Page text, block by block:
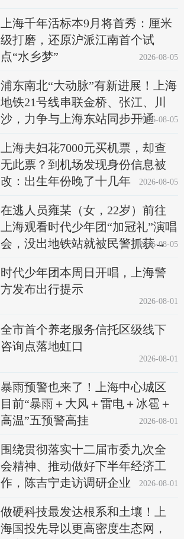
上海千年活标本9月将首秀：厘米
级打磨，还原沪派江南首个试
点“水乡梦”
2026-08-05
浦东南北“大动脉”有新进展！上海
地铁21号线串联金桥、张江、川
沙，力争与上海东站同步开通2026-08-05
上海夫妇花7000元买机票，却查
无此票？到机场发现身份信息被
改：出生年份晚了十几年
2026-08-05
在逃人员雍某（女，22岁）前往
上海观看时代少年团“加冠礼”演唱
会，没出地铁站就被民警抓获→
2026-08-05
时代少年团本周日开唱，上海警
方发布出行提示
2026-08-01
全市首个养老服务信托区级线下
咨询点落地虹口
2026-08-01
暴雨预警也来了！上海中心城区
目前“暴雨＋大风＋雷电＋冰雹＋
高温”五预警高挂
2026-08-01
围绕贯彻落实十二届市委九次全
会精神、推动做好下半年经济工
作，陈吉宁走访调研企业
2026-08-01
做硬科技最发达根系和土壤！上
海国投先导以更高密度生态网，